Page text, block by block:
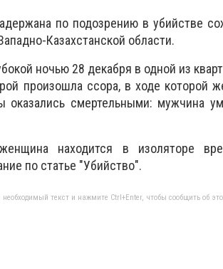
по подозрению в убийстве
Казахстанской области.
ночью 28 декабря в одной из
произошла ссора, в ходе которой
оказались смертельными: мужчина
находится в изоляторе
по статье "Убийство".
текст и нажмите Ctrl+Enter, чтобы сообщить об